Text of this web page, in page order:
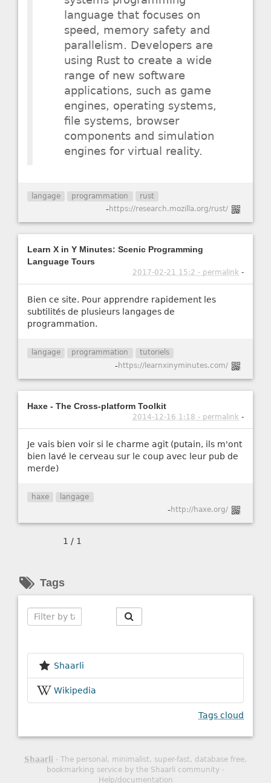
language that focuses on
speed, memory safety and
parallelism. Developers are
using Rust to create a wide
range of new software
applications, such as game
engines, operating systems,
file systems, browser
components and simulation
engines for virtual reality.
langage programmation rust
-https://research.mozilla.org/rust/
Learn X in Y Minutes: Scenic Programming
Language Tours
2017-02-21 15:2 - permalink -
Bien ce site. Pour apprendre rapidement les
subtilités de plusieurs langages de
programmation.
langage programmation tutoriels
-https://learnxinyminutes.com/
Haxe - The Cross-platform Toolkit
2014-12-16 1:18 - permalink -
Je vais bien voir si le charme agit (putain, ils m'ont
bien lavé le cerveau sur le coup avec leur pub de
merde)
haxe langage
-http://haxe.org/
1 / 1
Tags
Shaarli
Wikipedia
Tags cloud
Shaarli - The personal, minimalist, super-fast, database free,
bookmarking service by the Shaarli community -
Help/documentation